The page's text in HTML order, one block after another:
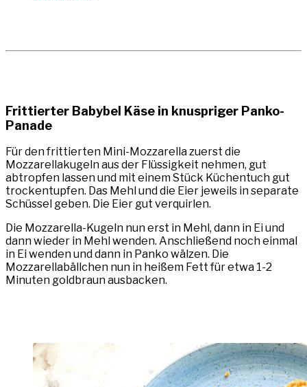
Frittierter Babybel Käse in knuspriger Panko-
Panade
Für den frittierten Mini-Mozzarella zuerst die
Mozzarellakugeln aus der Flüssigkeit nehmen, gut
abtropfen lassen und mit einem Stück Küchentuch gut
trockentupfen. Das Mehl und die Eier jeweils in separate
Schüssel geben. Die Eier gut verquirlen.
Die Mozzarella-Kugeln nun erst in Mehl, dann in Ei und
dann wieder in Mehl wenden. Anschließend noch einmal
in Ei wenden und dann in Panko wälzen. Die
Mozzarellabällchen nun in heißem Fett für etwa 1-2
Minuten goldbraun ausbacken.